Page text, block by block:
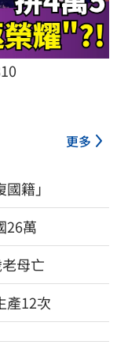
更多
籍」
26萬
母亡
產12次